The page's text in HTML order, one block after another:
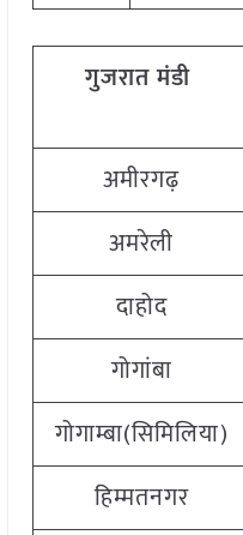
गुजरातमंडी
अमीरगढ़
अमरेली
दाहोद
गोगांबा
गोगाम्बा(सिमिलिया)
हिम्मतनगर